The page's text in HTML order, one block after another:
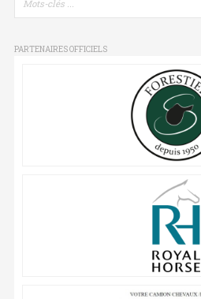
PARTENAIRES OFFICIELS